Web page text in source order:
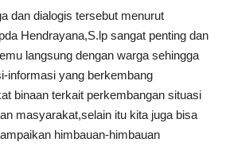
dan dialogis tersebut menurut
Hendrayana,S.lp sangat penting dan
langsung dengan warga sehingga
informasi yang berkembang
binaan terkait perkembangan situasi
masyarakat,selain itu kita juga bisa
himbauan-himbauan